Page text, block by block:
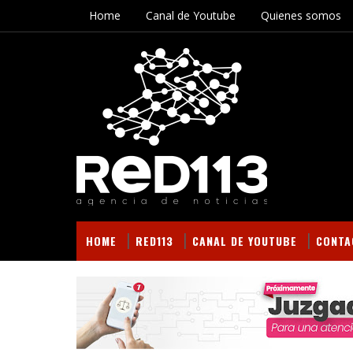
Home Canal de Youtube Quienes somos
HOME RED113 CANAL DE YOUTUBE